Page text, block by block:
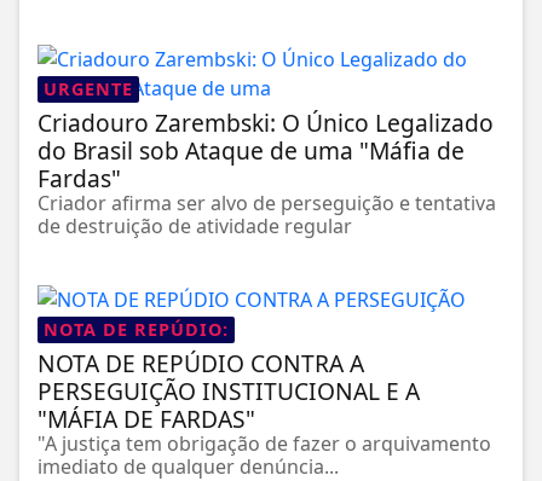
URGENTE
Criadouro Zarembski: O Único Legalizado
do Brasil sob Ataque de uma "Máfia de
Fardas"
Criador afirma ser alvo de perseguição e tentativa
de destruição de atividade regular
NOTA DE REPÚDIO:
NOTA DE REPÚDIO CONTRA A
PERSEGUIÇÃO INSTITUCIONAL E A
"MÁFIA DE FARDAS"
"A justiça tem obrigação de fazer o arquivamento
imediato de qualquer denúncia...